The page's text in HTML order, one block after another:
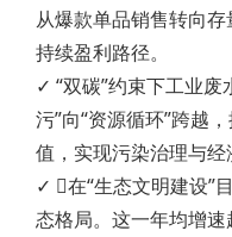
从爆款单品销售转向
持续盈利路径。
✓ “双碳”约束下工业
污”向“资源循环”跨越
值，实现污染治理与经
✓ 在“生态文明建设”
态格局。这一年均增